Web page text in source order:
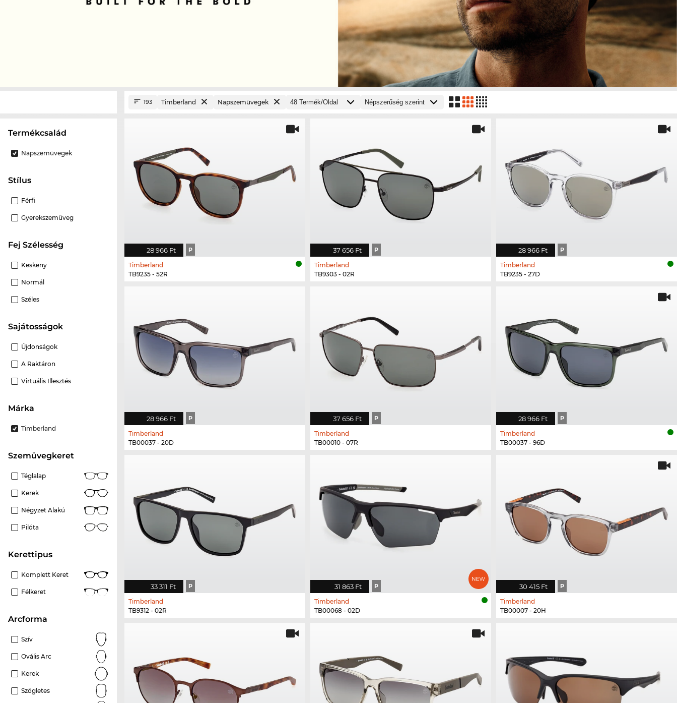
termékcsalád
Napszemüvegek
Stílus
Férfi
Gyerekszemüveg
Fej Szélesség
Keskeny
Normál
Széles
Sajátosságok
Újdonságok
A Raktáron
Virtuális Illesztés
Márka
Timberland
szemüvegkeret
Téglalap
Kerek
Négyzet Alakú
Pilóta
kerettipus
Komplett Keret
Félkeret
Arcforma
Szív
Ovális Arc
Kerek
Szögletes
193 Timberland Napszemüvegek
28 966 Ft P
Timberland
TB9235 - 52R
37 656 Ft P
Timberland
TB9303 - 02R
28 966 Ft P
Timberland
TB9235 - 27D
28 966 Ft P
Timberland
TB00037 - 20D
37 656 Ft P
Timberland
TB00010 - 07R
28 966 Ft P
Timberland
TB00037 - 96D
33 311 Ft P
Timberland
TB9312 - 02R
31 863 Ft P
Timberland
TB00068 - 02D
30 415 Ft P
Timberland
TB00007 - 20H